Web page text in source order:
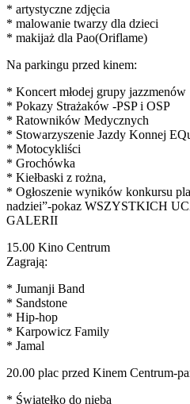
* artystyczne zdjęcia
* malowanie twarzy dla dzieci
* makijaż dla Pao(Oriflame)
Na parkingu przed kinem:
* Koncert młodej grupy jazzmenów
* Pokazy Strażaków -PSP i OSP
* Ratowników Medycznych
* Stowarzyszenie Jazdy Konnej
* Motocykliści
* Grochówka
* Kiełbaski z rożna,
* Ogłoszenie wyników konkursu
nadziei”-pokaz WSZYSTKICH
GALERII
15.00 Kino Centrum
Zagrają:
* Jumanji Band
* Sandstone
* Hip-hop
* Karpowicz Family
* Jamal
20.00 plac przed Kinem Centrum-
* Światełko do nieba